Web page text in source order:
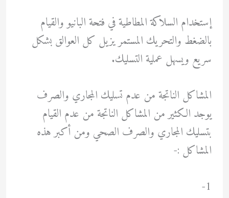
إستخدام السلاكة المطاطية في فتحة البانيو والقيام
بالضغط والتحريك المستمر يزيل كل العوالق بشكل
سريع ويسهل عملية التسليك.
المشاكل الناتجة من عدم تسليك المجاري والصرف
يوجد الكثير من المشاكل الناتجة من عدم القيام
بتسليك المجاري والصرف الصحي ومن أكبر هذه
المشاكل :-
1-